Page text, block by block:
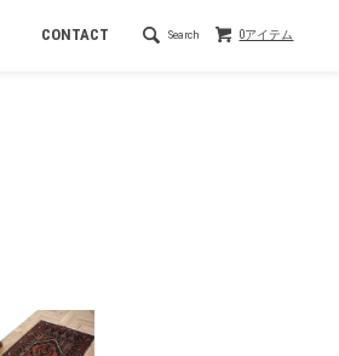
0アイテム
Search
CONTACT